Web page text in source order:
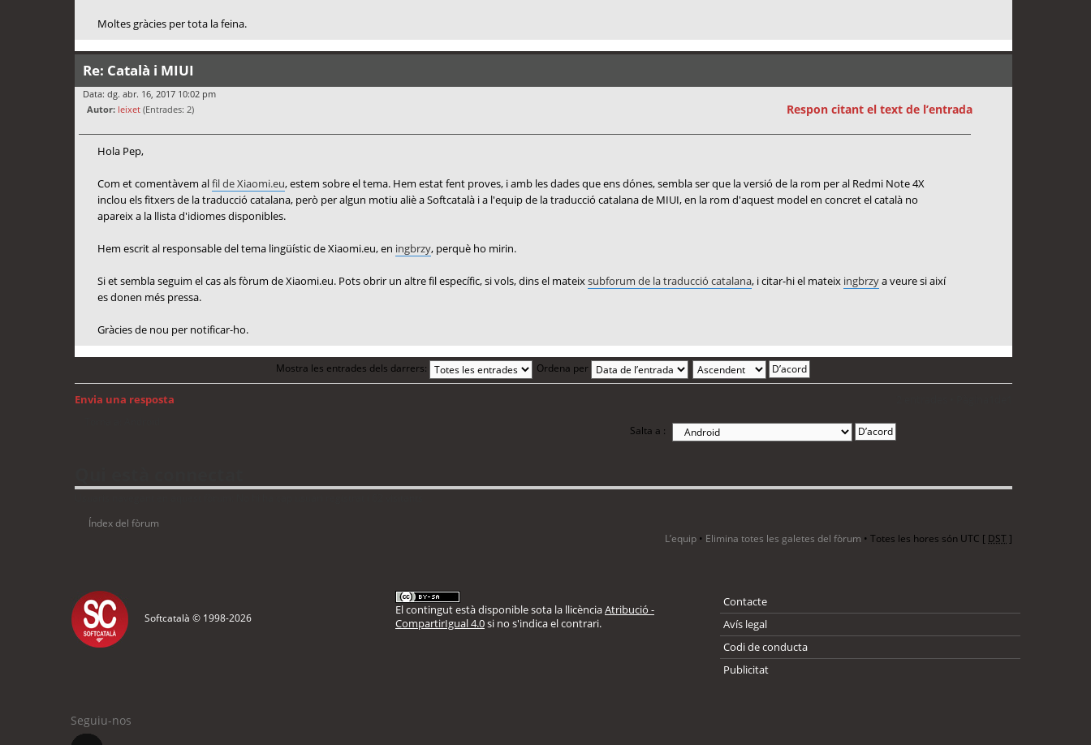
Moltes gràcies per tota la feina.
Re: Català i MIUI
Data: dg. abr. 16, 2017 10:02 pm
Autor: leixet (Entrades: 2) Respon citant el text de l’entrada
Hola Pep,
Com et comentàvem alfil de Xiaomi.eu, estem sobre el tema. Hem estat fent proves, i amb les dades que ens dónes, sembla ser que la versió de la rom per al Redmi Note 4X
inclou els fitxers de la traducció catalana, però per algun motiu aliè a Softcatalà i a l'equip de la traducció catalana de MIUI, en la rom d'aquest model en concret el català no
apareix a la llista d'idiomes disponibles.
Hem escrit al responsable del tema lingüístic de Xiaomi.eu, en ingbrzy, perquè ho mirin.
Si et sembla seguim el cas als fòrum de Xiaomi.eu. Pots obrir un altre fil específic, si vols, dins el mateixsubforum de la traducció catalana, i citar-hi el mateix ingbrzya veure si així
es donen més pressa.
Gràcies de nou per notificar-ho.
Mostra les entrades dels darrers: Ordena per
Envia una resposta
Salta a :
Índex del fòrum
L’equip • Elimina totes les galetes del fòrum • Totes les hores són UTC [ DST]
Softcatalà © 1998-2026
El contingut està disponible sota la llicènciaAtribució -
CompartirIgual 4.0si no s'indica el contrari.
Contacte
Avís legal
Codi de conducta
Publicitat
Seguiu-nos